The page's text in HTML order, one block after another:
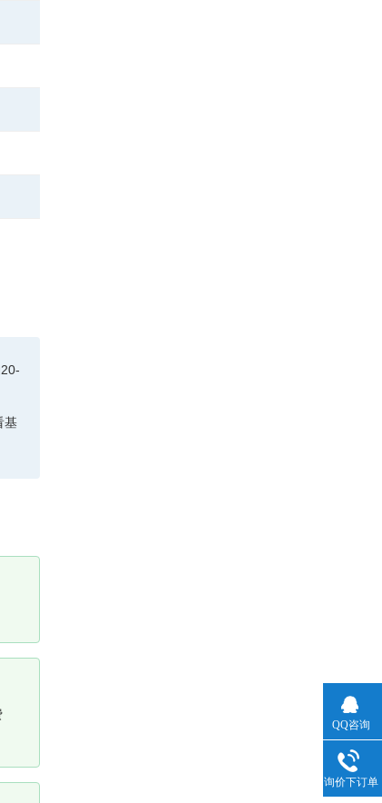
基
QQ咨询
询价下订单